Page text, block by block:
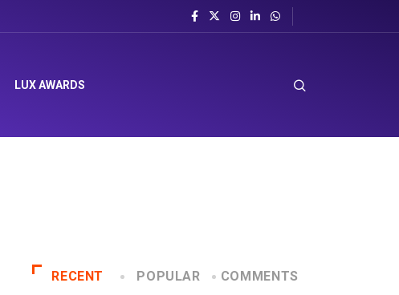
LUX AWARDS
RECENT POPULAR COMMENTS